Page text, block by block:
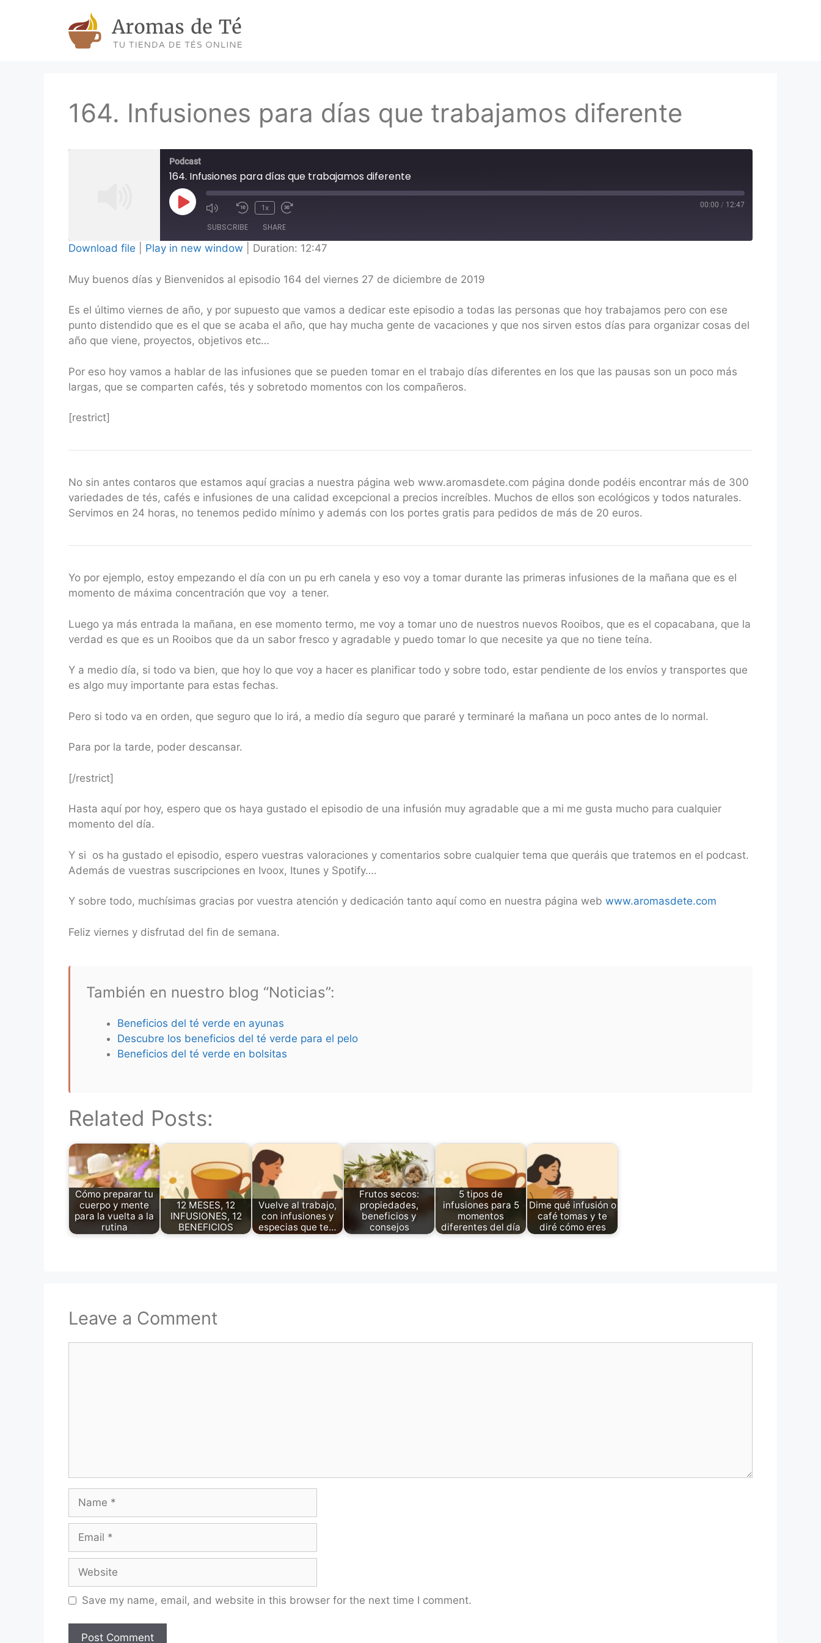
164. Infusiones para días que trabajamos diferente
Podcast
164. Infusiones para días que trabajamos diferente
Play
Episode
1x 00:00 / 12:47
SUBSCRIBE SHARE
RSS FEED
EMBED
Download file Play in new window Duration: 12:47
Muy buenos días y Bienvenidos al episodio 164 del viernes 27 de diciembre de 2019
Es el último viernes de año, y por supuesto que vamos a dedicar este episodio a todas las personas que hoy trabajamos pero con ese
punto distendido que es el que se acaba el año, que hay mucha gente de vacaciones y que nos sirven estos días para organizar cosas del
año que viene, proyectos, objetivos etc…
Por eso hoy vamos a hablar de las infusiones que se pueden tomar en el trabajo días diferentes en los que las pausas son un poco más
largas, que se comparten cafés, tés y sobretodo momentos con los compañeros.
[restrict]
No sin antes contaros que estamos aquí gracias a nuestra página web www.aromasdete.com página donde podéis encontrar más de 300
variedades de tés, cafés e infusiones de una calidad excepcional a precios increíbles. Muchos de ellos son ecológicos y todos naturales.
Servimos en 24 horas, no tenemos pedido mínimo y además con los portes gratis para pedidos de más de 20 euros.
Yo por ejemplo, estoy empezando el día con un pu erh canela y eso voy a tomar durante las primeras infusiones de la mañana que es el
momento de máxima concentración que voy a tener.
Luego ya más entrada la mañana, en ese momento termo, me voy a tomar uno de nuestros nuevos Rooibos, que es el copacabana, que la
verdad es que es un Rooibos que da un sabor fresco y agradable y puedo tomar lo que necesite ya que no tiene teína.
Y a medio día, si todo va bien, que hoy lo que voy a hacer es planificar todo y sobre todo, estar pendiente de los envíos y transportes que
es algo muy importante para estas fechas.
Pero si todo va en orden, que seguro que lo irá, a medio día seguro que pararé y terminaré la mañana un poco antes de lo normal.
Para por la tarde, poder descansar.
[/restrict]
Hasta aquí por hoy, espero que os haya gustado el episodio de una infusión muy agradable que a mi me gusta mucho para cualquier
momento del día.
Y si os ha gustado el episodio, espero vuestras valoraciones y comentarios sobre cualquier tema que queráis que tratemos en el podcast.
Además de vuestras suscripciones en Ivoox, Itunes y Spotify….
Y sobre todo, muchísimas gracias por vuestra atención y dedicación tanto aquí como en nuestra página web www.aromasdete.com
Feliz viernes y disfrutad del fin de semana.
También en nuestro blog “Noticias”:
Beneficios del té verde en ayunas
Descubre los beneficios del té verde para el pelo
Beneficios del té verde en bolsitas
Related Posts:
Cómo preparar tu
cuerpo y mente
para la vuelta a la
rutina
12 MESES, 12
INFUSIONES, 12
BENEFICIOS
Vuelve al trabajo,
con infusiones y
especias que te…
Frutos secos:
propiedades,
beneficios y
consejos
5 tipos de
infusiones para 5
momentos
diferentes del día
Dime qué infusión o
café tomas y te
diré cómo eres
Leave a Comment
Save my name, email, and website in this browser for the next time I comment.